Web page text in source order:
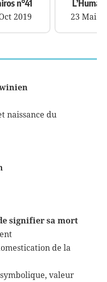
n°41
2019 23 Mai
naissance du
signifier sa mort
de la
valeur